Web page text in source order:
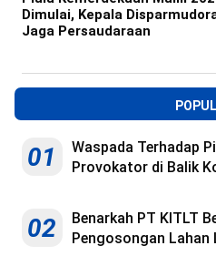
Dimulai, Kepala
Jaga Persaudaraan
01
Waspada Terhadap
Provokator di Balik
02
Benarkah PT KITLT
Pengosongan Lahan